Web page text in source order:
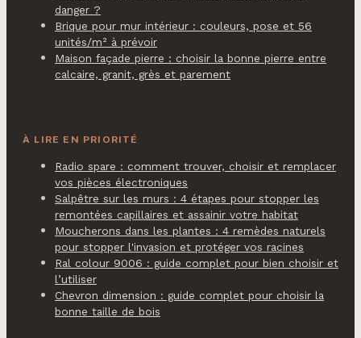
danger ?
Brique pour mur intérieur : couleurs, pose et 56
unités/m² à prévoir
Maison façade pierre : choisir la bonne pierre entre
calcaire, granit, grès et parement
À LIRE EN PRIORITÉ
Radio spare : comment trouver, choisir et remplacer
vos pièces électroniques
Salpêtre sur les murs : 4 étapes pour stopper les
remontées capillaires et assainir votre habitat
Moucherons dans les plantes : 4 remèdes naturels
pour stopper l'invasion et protéger vos racines
Ral colour 9006 : guide complet pour bien choisir et
l’utiliser
Chevron dimension : guide complet pour choisir la
bonne taille de bois